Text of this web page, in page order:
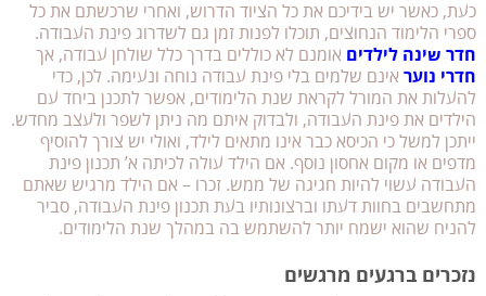
כעת, כאשר יש בידיכם את כל הציוד הדרוש, ואחרי שרכשתם את כל
ספרי הלימוד הנחוצים, תוכלו לפנות זמן גם לשדרוג פינת העבודה.
חדר שינה לילדים אומנם לא כוללים בדרך כלל שולחן עבודה, אך
חדרי נועראינם שלמים בלי פינת עבודה נוחה ונעימה. לכן, כדי
להעלות את המורל לקראת שנת הלימודים, אפשר לתכנן ביחד עם
הילדים את פינת העבודה, ולבדוק איתם מה ניתן לשפר ולעצב מחדש.
ייתכן למשל כי הכיסא כבר אינו מתאים לילד, ואולי יש צורך להוסיף
מדפים או מקום אחסון נוסף. אם הילד עולה לכיתה א’ תכנון פינת
העבודה עשוי להיות חגיגה של ממש. זכרו – אם הילד מרגיש שאתם
מתחשבים בחוות דעתו וברצונותיו בעת תכנון פינת העבודה, סביר
להניח שהוא ישמח יותר להשתמש בה במהלך שנת הלימודים.
נזכרים ברגעים מרגשים